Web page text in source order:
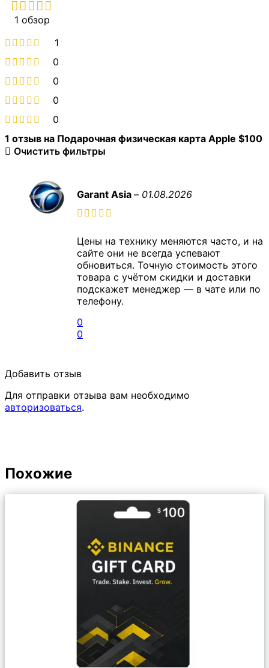
1 обзор
1
0
0
0
0
1 отзыв на Подарочная физическая карта Apple $100
Очистить фильтры
Garant Asia – 01.08.2026
Цены на технику меняются часто, и на
сайте они не всегда успевают
обновиться. Точную стоимость этого
товара с учётом скидки и доставки
подскажет менеджер — в чате или по
телефону.
0
0
Добавить отзыв
Для отправки отзыва вам необходимо
авторизоваться.
Похожие